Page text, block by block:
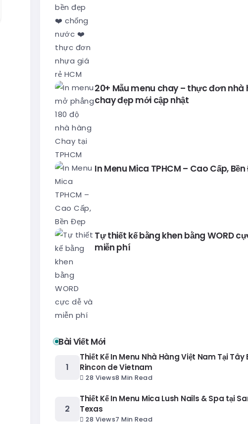
20+ Mẫu menu chay – thực đơn nhà
chay đẹp mới cập nhật
In Menu Mica TPHCM – Cao Cấp,
Tự thiết kế bằng khen bằng WORD
miễn phí
Bài Viết Mới
Thiết Kế In Menu Nhà Hàng Việt Nam Tại Tây
Rincon de Vietnam
28 Views8 Min Read
Thiết Kế In Menu Mica Lush Nails & Spa tại
Texas
28 Views7 Min Read